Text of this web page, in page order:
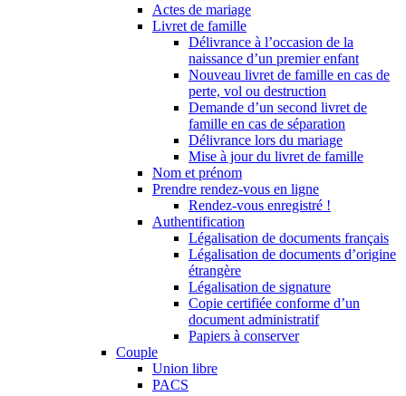
Actes de mariage
Livret de famille
Délivrance à l’occasion de la
naissance d’un premier enfant
Nouveau livret de famille en cas de
perte, vol ou destruction
Demande d’un second livret de
famille en cas de séparation
Délivrance lors du mariage
Mise à jour du livret de famille
Nom et prénom
Prendre rendez-vous en ligne
Rendez-vous enregistré !
Authentification
Légalisation de documents français
Légalisation de documents d’origine
étrangère
Légalisation de signature
Copie certifiée conforme d’un
document administratif
Papiers à conserver
Couple
Union libre
PACS